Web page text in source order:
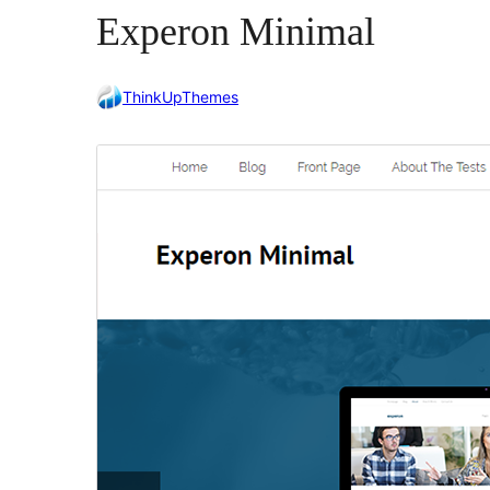
Experon Minimal
ThinkUpThemes